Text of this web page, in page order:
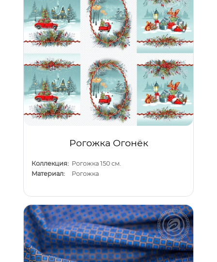
Рогожка Огонёк
Коллекция: Рогожка 150 см.
Материал:
Рогожка